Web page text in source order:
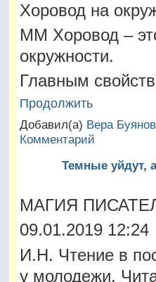
Хоровод на
ММ Хоровод –
окружности.
Главным
Продолжить
Добавил(а) Вера
Комментарий
Темные уйдут,
МАГИЯ
09.01.2019 12:24
И.Н. Чтение в
у молодежи.